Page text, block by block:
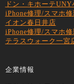
ドン・キホーテUNY
iPhone修理/スマホ
イオン春日井店
iPhone修理/スマホ
テラスウォーク一宮
企業情報